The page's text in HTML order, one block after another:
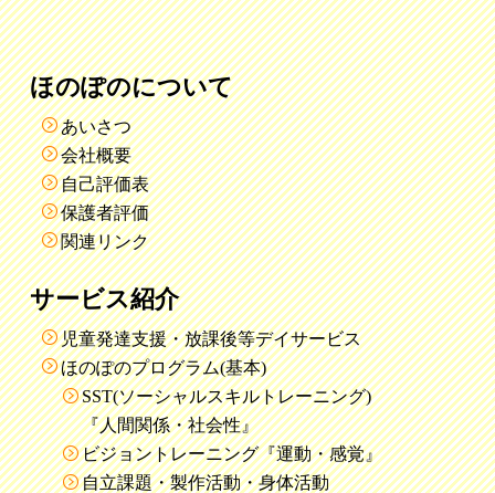
ほのぽのについて
あいさつ
会社概要
自己評価表
保護者評価
関連リンク
サービス紹介
児童発達支援・放課後等デイサービス
ほのぽのプログラム(基本)
SST(ソーシャルスキルトレーニング)
『人間関係・社会性』
ビジョントレーニング『運動・感覚』
自立課題・製作活動・身体活動